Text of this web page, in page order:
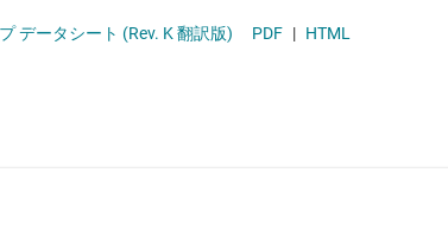
データシート (Rev. K 翻訳版) PDF | HTML